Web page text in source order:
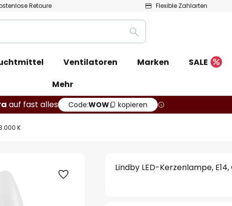
Retoure Flexible Zahlarten
Suche
Ventilatoren Marken SALE
Mehr
auf fast alles Code:WOW kopieren
K
Lindby LED-Kerzenlampe,